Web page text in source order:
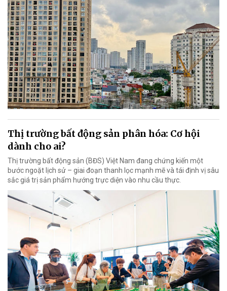
Thị trường bất động sản phân hóa: Cơ hội
dành cho ai?
Thị trường bất động sản (BĐS) Việt Nam đang chứng kiến một
bước ngoặt lịch sử – giai đoạn thanh lọc mạnh mẽ và tái định vị sâu
sắc giá trị sản phẩm hướng trực diện vào nhu cầu thực.